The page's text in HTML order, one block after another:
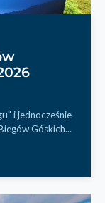
i jednocześnie
Góskich...